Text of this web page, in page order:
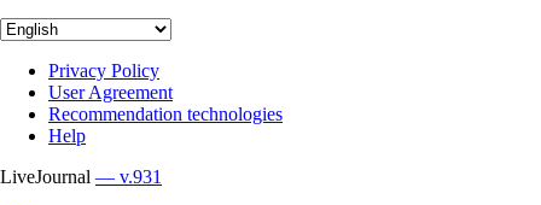
Privacy Policy
User Agreement
Recommendation technologies
Help
LiveJournal — v.931